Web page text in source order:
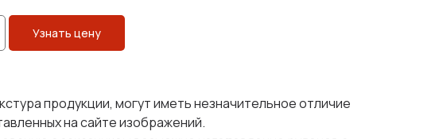
Узнать цену
продукции, могут иметь незначительное отличие
на сайте изображений.